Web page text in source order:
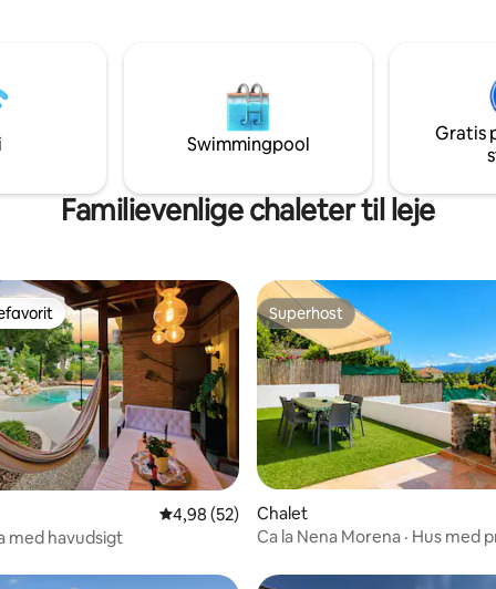
til restauranten. Landsby
inden for 15 minutters
fra Barcelona! STRANDE 30 KM
KM VÆK: SITGES,
MAR, VILANOVA, HAVN,
km.
Swimmingpool
Gratis
Familievenlige chaleter til leje
bedømmelse, 85 omtaler
4,98 ud af 5 i gennemsnitlig bedømmelse,
4,98 (52)
med havudsigt
Superhost
Superhost
Chalet
Ca la Nena Morena · Hus med